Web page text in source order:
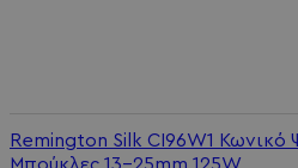
Remington Silk CI96W1 Κωνικό